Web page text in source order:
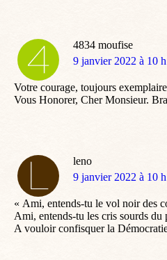
4834 moufise
dit
9 janvier 2022 à 10
Votre courage, toujours
Vous Honorer, Cher Monsieur.
leno
dit
9 janvier 2022 à 10
« Ami, entends-tu le vol noir des
Ami, entends-tu les cris sourds du
A vouloir confisquer la